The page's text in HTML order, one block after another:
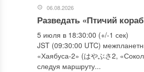
06.08.2026
Разведать «Птичий
5 июля в 18:30:00 (+/-1 сек)
JST (09:30:00 UTC)
«Хаябуса-2» (はやぶさ2,
следуя маршруту...